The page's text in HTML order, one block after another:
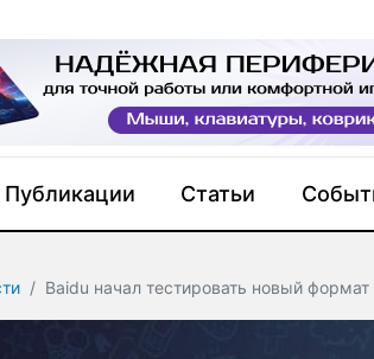
Публикации Статьи
Baidu начал тестировать новый